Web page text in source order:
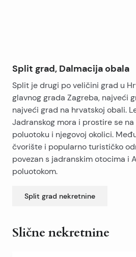
Split grad, Dalmacija obala
Split je drugi po veličini grad u
glavnog grada Zagreba, najveći
najveći grad na hrvatskoj obali.
Jadranskog mora i prostire se
poluotoku i njegovoj okolici.
čvorište i popularno turističko
povezan s jadranskim otocima i
poluotokom.
Split grad nekretnine
Slične nekretnine